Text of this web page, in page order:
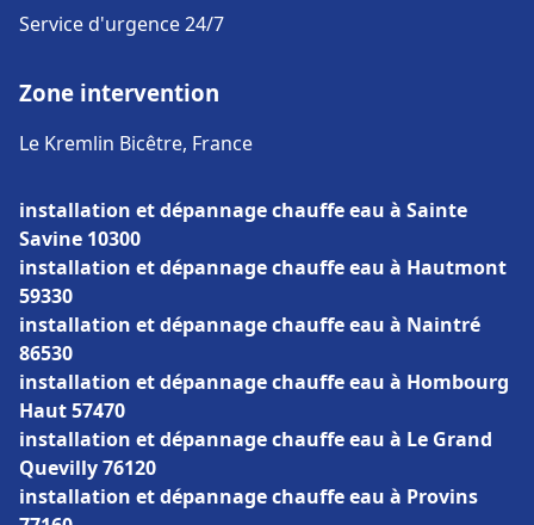
Service d'urgence 24/7
Zone intervention
Le Kremlin Bicêtre, France
installation et dépannage chauffe eau à Sainte
Savine 10300
installation et dépannage chauffe eau à Hautmont
59330
installation et dépannage chauffe eau à Naintré
86530
installation et dépannage chauffe eau à Hombourg
Haut 57470
installation et dépannage chauffe eau à Le Grand
Quevilly 76120
installation et dépannage chauffe eau à Provins